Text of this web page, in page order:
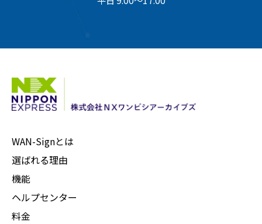
WAN-Signとは
選ばれる理由
機能
ヘルプセンター
料金